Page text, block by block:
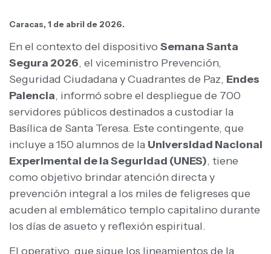
Caracas, 1 de abril de 2026.
En el contexto del dispositivo Semana Santa
Segura 2026, el viceministro Prevención,
Seguridad Ciudadana y Cuadrantes de Paz, Endes
Palencia, informó sobre el despliegue de 700
servidores públicos destinados a custodiar la
Basílica de Santa Teresa. Este contingente, que
incluye a 150 alumnos de la Universidad Nacional
Experimental de la Seguridad (UNES), tiene
como objetivo brindar atención directa y
prevención integral a los miles de feligreses que
acuden al emblemático templo capitalino durante
los días de asueto y reflexión espiritual.
El operativo, que sigue los lineamientos de la